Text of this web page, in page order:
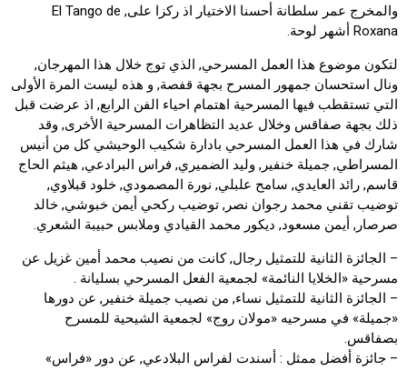
والمخرج عمر سلطانة أحسنا الاختيار اذ ركزا على, El Tango de
Roxana أشهر لوحة.
لتكون موضوع هذا العمل المسرحي, الذي توج خلال هذا المهرجان,
ونال استحسان جمهور المسرح بجهة قفصة, و هذه ليست المرة الأولى
التي تستقطب فيها المسرحية اهتمام احياء الفن الرابع, اذ عرضت قبل
ذلك بجهة صفاقس وخلال عديد التظاهرات المسرحية الأخرى, وقد
شارك في هذا العمل المسرحي بادارة شكيب الوحيشي كل من أنيس
المسراطي, جميلة خنفير, وليد الضميري, فراس البرادعي, هيثم الحاج
قاسم, رائد العايدي, سامح علبلي, نورة المصمودي, خلود قبلاوي,
توضيب تقني محمد رجوان نصر, توضيب ركحي أيمن خبوشي, خالد
صرصار, أيمن مسعود, ديكور محمد القيادي وملابس حبيبة الشعري.
– الجائزة الثانية للتمثيل رجال, كانت من نصيب محمد أمين غزيل عن
مسرحية «الخلايا النائمة» لجمعية الفعل المسرحي بسليانة .
– الجائزة الثانية للتمثيل نساء, من نصيب جميلة خنفير, عن دورها
«جميلة» في مسرحيه «مولان روج» لجمعية الشيحية للمسرح
بصفاقس.
– جائزة أفضل ممثل : أسندت لفراس البلادعي, عن دور «فراس»